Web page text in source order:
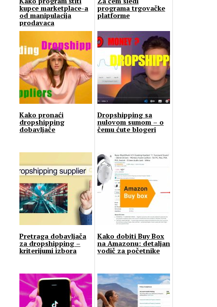
kupce marketplace-a
od manipulacija
prodavaca
programа trgovačke
platforme
Kako pronaći
dropshipping
dobavljače
Dropshipping sa
nulovom sumom – o
čemu ćute blogeri
Pretraga dobavljača
za dropshipping –
kriterijumi izbora
Kako dobiti Buy Box
na Amazonu: detaljan
vodič za početnike